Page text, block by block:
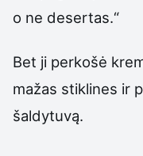
o ne desertas.“
Bet ji perkošė
mažas stiklines ir
šaldytuvą.